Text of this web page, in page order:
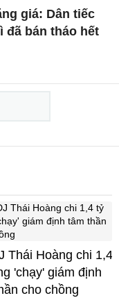
giá: Dân tiếc
đã bán tháo hết
Thái Hoàng chi 1,4
'chạy' giám định
cho chồng